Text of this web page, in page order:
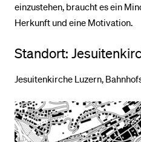
einzustehen, braucht es ein
Herkunft und eine Motivation.
Standort:
Jesuitenkirche Luzern,